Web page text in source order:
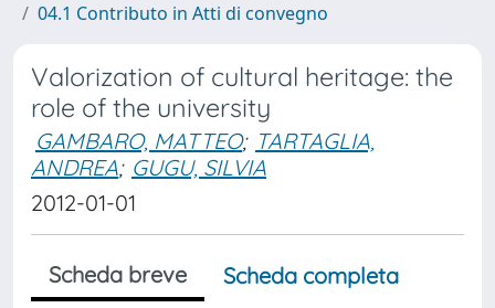
04.1 Contributo in Atti di convegno
Valorization of cultural heritage: the
role of the university
GAMBARO, MATTEO; TARTAGLIA,
ANDREA; GUGU, SILVIA
2012-01-01
Scheda breve
Scheda completa